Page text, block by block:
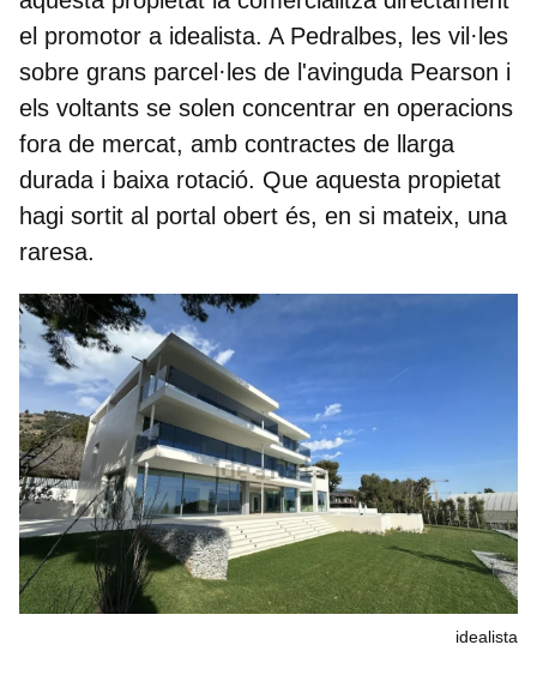
el promotor a idealista. A Pedralbes, les vil·les
sobre grans parcel·les de l'avinguda Pearson i
els voltants se solen concentrar en operacions
fora de mercat, amb contractes de llarga
durada i baixa rotació. Que aquesta propietat
hagi sortit al portal obert és, en si mateix, una
raresa.
idealista